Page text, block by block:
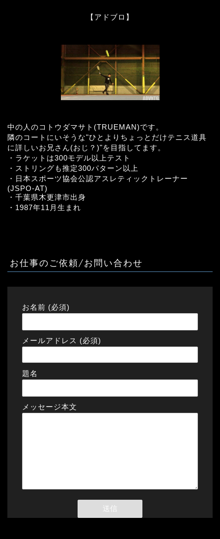
【アドブロ】
中の人のコトウダマサト(TRUEMAN)です。
隣のコートにいそうな"ひとよりちょっとだけテニス道具
に詳しいお兄さん(おじ？)"を目指してます。
・ラケットは300モデル以上テスト
・ストリングも推定300パターン以上
・日本スポーツ協会公認アスレティックトレーナー
(JSPO-AT)
・千葉県木更津市出身
・1987年11月生まれ
お仕事のご依頼/お問い合わせ
お名前 (必須)
メールアドレス (必須)
題名
メッセージ本文